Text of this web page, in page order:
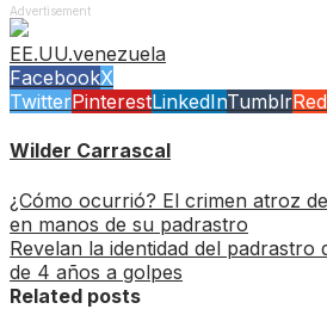
Advertisement
EE.UU.venezuela
FacebookX
TwitterPinterestLinkedInTumblr
Wilder Carrascal
¿Cómo ocurrió? El crimen atroz
en manos de su padrastro
Revelan la identidad del padrastro
de 4 años a golpes
Related posts